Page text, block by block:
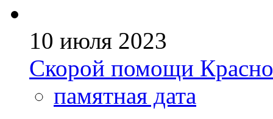
10 июля 2023
Скорой помощи
памятная дата